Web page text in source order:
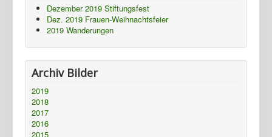
Dezember 2019 Stiftungsfest
Dez. 2019 Frauen-Weihnachtsfeier
2019 Wanderungen
Archiv Bilder
2019
2018
2017
2016
2015